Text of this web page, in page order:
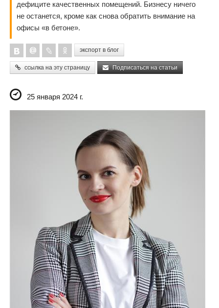
дефиците качественных помещений. Бизнесу ничего
не останется, кроме как снова обратить внимание на
офисы «в бетоне».
экспорт в блог
ссылка на эту страницу Подписаться на статьи
25 января 2024 г.